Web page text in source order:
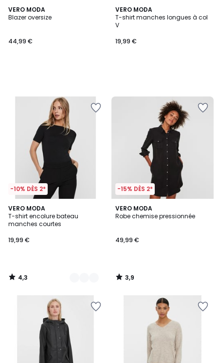
VERO MODA
Blazer oversize
44,99 €
VERO MODA
T-shirt manches longues à col
V
19,99 €
-10% DÈS 2*
VERO MODA
T-shirt encolure bateau
manches courtes
19,99 €
4,3
/ 5
3
Couleurs
4,3
/
-15% DÈS 2*
VERO MODA
Robe chemise pressionnée
49,99 €
3,9
/ 5
3,9
/